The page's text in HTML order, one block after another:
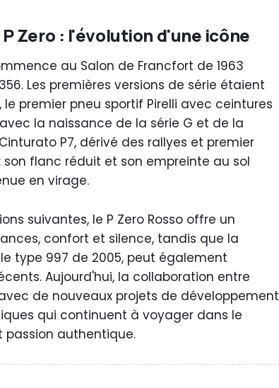
Zero : l'évolution d'une icône
au Salon de Francfort de 1963
Les premières versions de série étaient
premier pneu sportif Pirelli avec ceintures
la naissance de la série G et de la
P7, dérivé des rallyes et premier
flanc réduit et son empreinte au sol
en virage.
suivantes, le P Zero Rosso offre un
confort et silence, tandis que la
type 997 de 2005, peut également
Aujourd'hui, la collaboration entre
de nouveaux projets de développement
qui continuent à voyager dans le
passion authentique.